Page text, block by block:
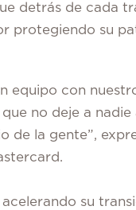
detrás de cada
protegiendo su
equipo con
no deje a
de la gente”,
su